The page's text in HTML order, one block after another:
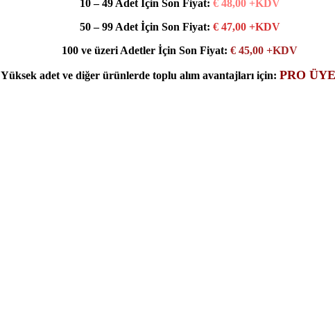
10 – 49 Adet İçin Son Fiyat: € 48,00 +KDV
50 – 99 Adet İçin Son Fiyat: € 47,00 +KDV
100 ve üzeri Adetler İçin Son Fiyat: € 45,00 +KDV
Yüksek adet ve diğer ürünlerde toplu alım avantajları için: PRO